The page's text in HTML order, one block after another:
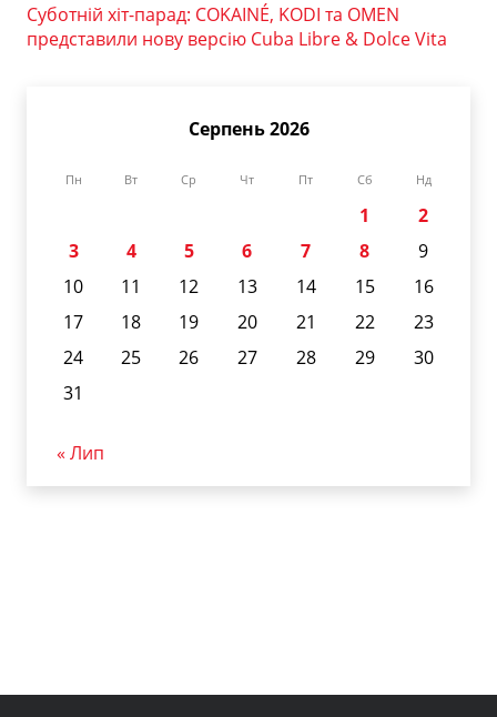
Суботній хіт-парад: COKAINÉ, KODI та OMEN
представили нову версію Cuba Libre & Dolce Vita
Серпень 2026
Пн Вт Ср Чт Пт Сб Нд
1
2
3
4 5 6 7 8
9
10
11 12 13 14 15
16
17
18 19 20 21 22
23
24
25 26 27 28 29
30
31
« Лип